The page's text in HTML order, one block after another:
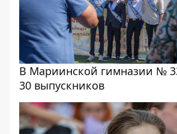
В Мариинской гимназии №
30 выпускников